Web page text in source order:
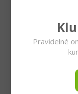
Pravidelné